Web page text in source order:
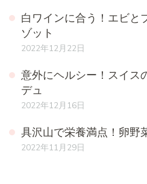
白ワインに合う！エビと
ゾット
2022年12月22日
意外にヘルシー！スイス
デュ
2022年12月16日
具沢山で栄養満点！卵野
2022年11月29日